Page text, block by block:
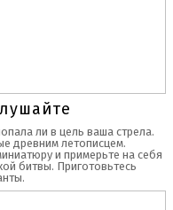
ли в цель ваша стрела.
древним летописцем.
и примерьте на себя
битвы. Приготовьтесь